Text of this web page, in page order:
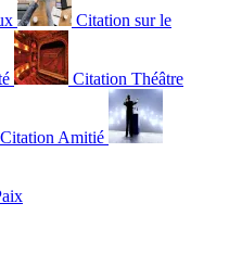
Citation sur le
Citation Théâtre
Citation Amitié